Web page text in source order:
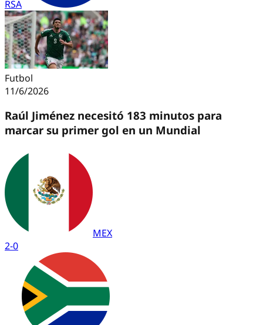
RSA
Futbol
11/6/2026
Raúl Jiménez necesitó 183 minutos para
marcar su primer gol en un Mundial
MEX
2-0